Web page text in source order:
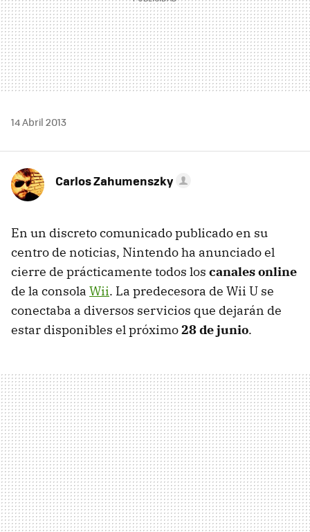
14 Abril 2013
Carlos Zahumenszky
En un discreto comunicado publicado en su
centro de noticias, Nintendo ha anunciado el
cierre de prácticamente todos los canales online
de la consola Wii. La predecesora de Wii U se
conectaba a diversos servicios que dejarán de
estar disponibles el próximo28 de junio.